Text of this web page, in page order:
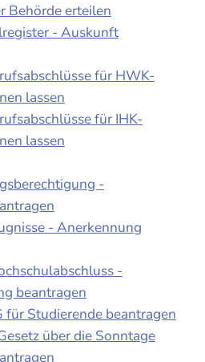
Behörde erteilen
- Auskunft
für HWK-
lassen
für IHK-
lassen
-
- Anerkennung
-
beantragen
Studierende beantragen
über die Sonntage